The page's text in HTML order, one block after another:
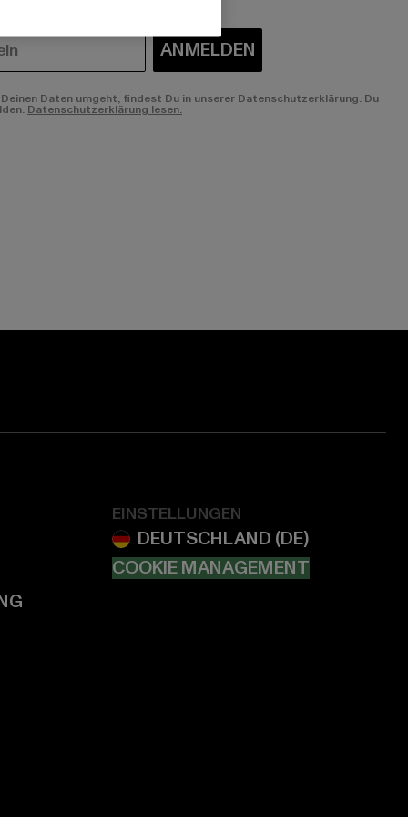
ANMELDEN
Daten umgeht, findest Du in unserer Datenschutzerklärung. Du
Datenschutzerklärung lesen.
EINSTELLUNGEN
COOKIE MANAGEMENT